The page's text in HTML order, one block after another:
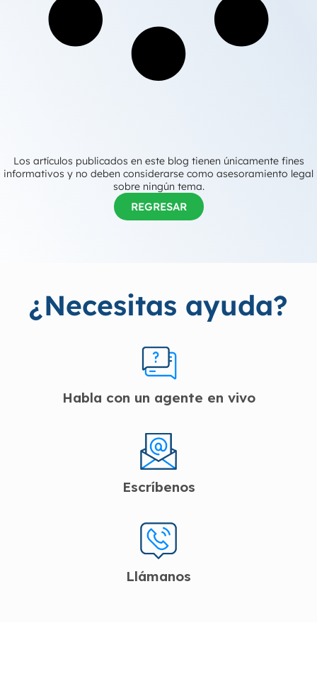
Los artículos publicados en este blog tienen únicamente fines
informativos y no deben considerarse como asesoramiento legal
sobre ningún tema.
REGRESAR
¿Necesitas ayuda?
Habla con un agente en vivo
Escríbenos
Llámanos